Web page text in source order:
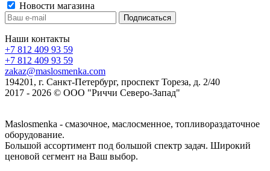
Новости магазина
Наши контакты
+7 812 409 93 59
+7 812 409 93 59
zakaz@maslosmenka.com
194201, г. Санкт-Петербург, проспект Тореза, д. 2/40
2017 - 2026 © ООО "Риччи Северо-Запад"
Maslosmenka - смазочное, маслосменное, топливораздаточное
оборудование.
Большой ассортимент под большой спектр задач. Широкий
ценовой сегмент на Ваш выбор.